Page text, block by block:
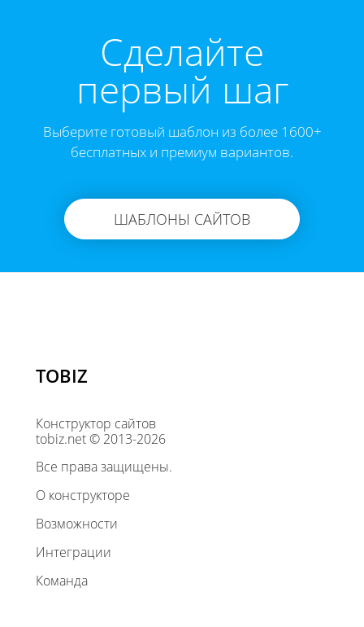
Cделайте
первый шаг
Выберите готовый шаблон из более 1600+
бесплатных и премиум вариантов.
ШАБЛОНЫ САЙТОВ
TOBIZ
Конструктор сайтов
tobiz.net © 2013-2026
Все права защищены.
О конструкторе
Возможности
Интеграции
Команда